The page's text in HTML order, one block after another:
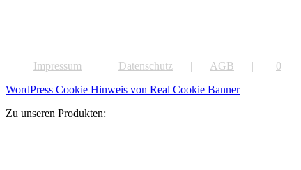
Impressum Datenschutz AGB
0
WordPress Cookie Hinweis von Real Cookie Banner
Zu unseren Produkten: